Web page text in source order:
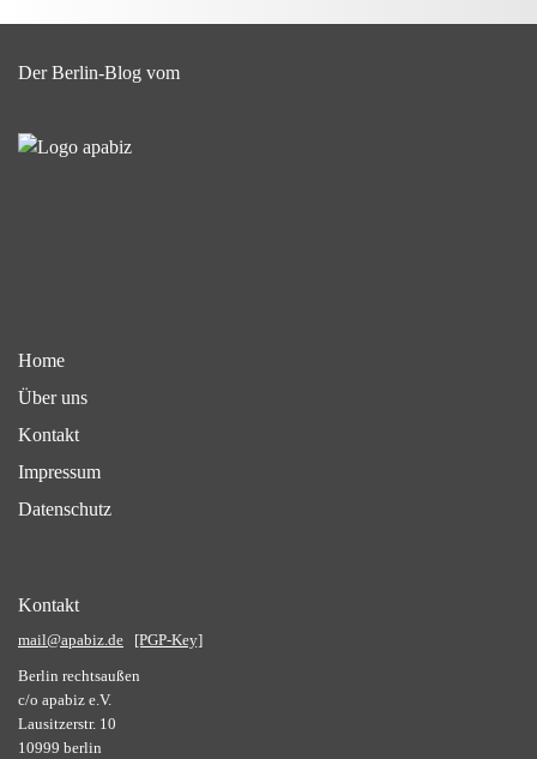
Der Berlin-Blog vom
Home
Über uns
Kontakt
Impressum
Datenschutz
Kontakt
mail@apabiz.de [PGP-Key]
Berlin rechtsaußen
c/o apabiz e.V.
Lausitzerstr. 10
10999 berlin